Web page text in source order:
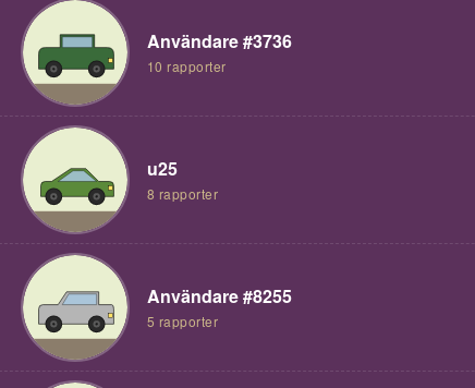
Användare #3736
10 rapporter
u25
8 rapporter
Användare #8255
5 rapporter